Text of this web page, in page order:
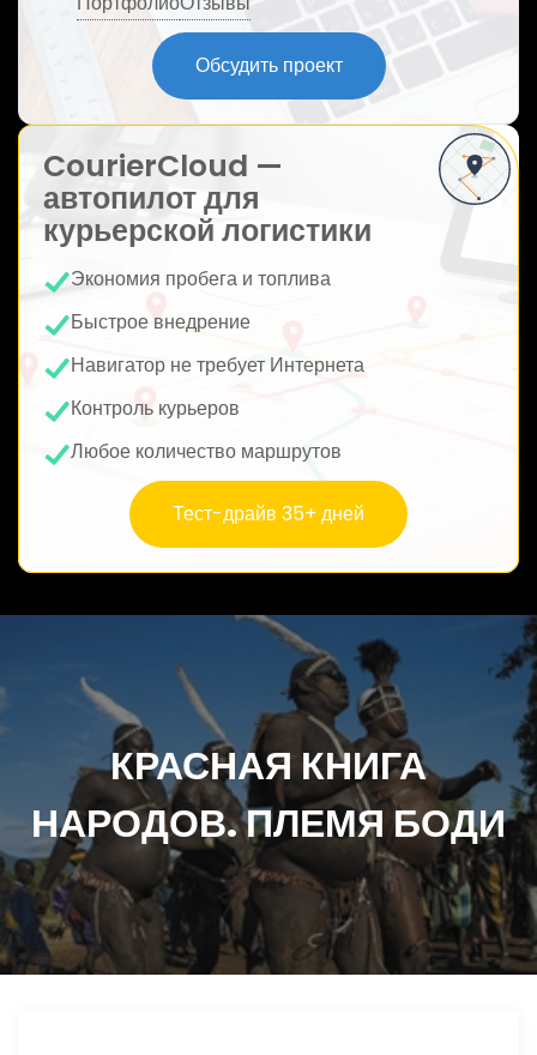
Обсудить проект
CourierCloud —
автопилот для
курьерской логистики
Экономия пробега и топлива
Быстрое внедрение
Навигатор не требует Интернета
Контроль курьеров
Любое количество маршрутов
Тест-драйв 35+ дней
КРАСНАЯ КНИГА
НАРОДОВ. ПЛЕМЯ БОДИ